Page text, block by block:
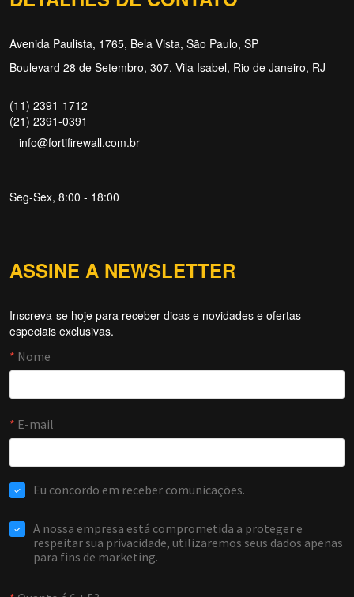
Avenida Paulista, 1765, Bela Vista, São Paulo, SP
Boulevard 28 de Setembro, 307, Vila Isabel, Rio de Janeiro, RJ
(11) 2391-1712
(21) 2391-0391
info@fortifirewall.com.br
Seg-Sex, 8:00 - 18:00
ASSINE A NEWSLETTER
Inscreva-se hoje para receber dicas e novidades e ofertas
especiais exclusivas.
Forti Firewall
EMAIL
WHATSAPP / TELEFONE